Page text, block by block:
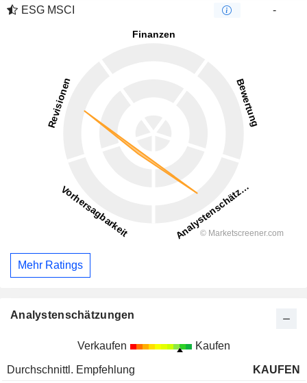
ESG MSCI
-
Mehr Ratings
Analystenschätzungen
Verkaufen Kaufen
Durchschnittl. Empfehlung
KAUFEN